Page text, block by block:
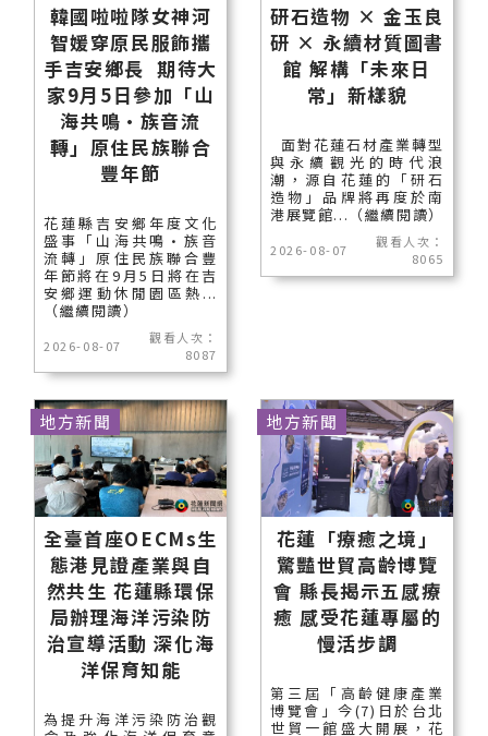
韓國啦啦隊女神河
智媛穿原民服飾攜
手吉安鄉長 期待大
家9月5日參加「山
海共鳴•族音流
轉」原住民族聯合
豐年節
花蓮縣吉安鄉年度文化
盛事「山海共鳴•族音
流轉」原住民族聯合豐
年節將在9月5日將在吉
安鄉運動休閒園區熱...
（繼續閱讀）
2026-08-07
觀看人次：
8087
研石造物 × 金玉良
研 × 永續材質圖書
館 解構「未來日
常」新樣貌
面對花蓮石材產業轉型
與永續觀光的時代浪
潮，源自花蓮的「研石
造物」品牌將再度於南
港展覽館...（繼續閱讀）
2026-08-07
觀看人次：
8065
全臺首座OECMs生
態港見證產業與自
然共生 花蓮縣環保
局辦理海洋污染防
治宣導活動 深化海
洋保育知能
為提升海洋污染防治觀
地方新聞
花蓮「療癒之境」
驚豔世貿高齡博覽
會 縣長揭示五感療
癒 感受花蓮專屬的
慢活步調
第三屆「高齡健康產業
博覽會」今(7)日於台北
世貿一館盛大開展，花
地方新聞